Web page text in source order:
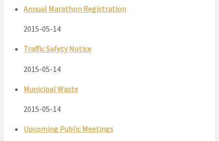
Annual Marathon Registration
2015-05-14
Traffic Safety Notice
2015-05-14
Municipal Waste
2015-05-14
Upcoming Public Meetings